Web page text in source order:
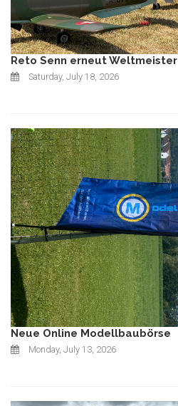
Reto Senn erneut Weltmeister
Saturday, July 18, 2026
Neue Online Modellbaubörse
Monday, July 13, 2026